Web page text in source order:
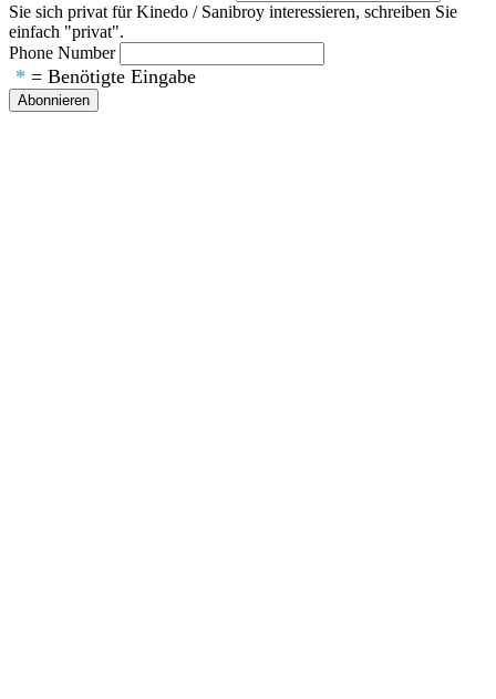
Sie sich privat für Kinedo / Sanibroy interessieren, schreiben Sie
einfach "privat".
Phone Number
* = Benötigte Eingabe